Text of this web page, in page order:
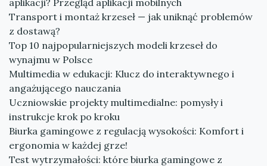
aplikacji? Przegląd aplikacji mobilnych
Transport i montaż krzeseł — jak uniknąć problemów
z dostawą?
Top 10 najpopularniejszych modeli krzeseł do
wynajmu w Polsce
Multimedia w edukacji: Klucz do interaktywnego i
angażującego nauczania
Uczniowskie projekty multimedialne: pomysły i
instrukcje krok po kroku
Biurka gamingowe z regulacją wysokości: Komfort i
ergonomia w każdej grze!
Test wytrzymałości: które biurka gamingowe z